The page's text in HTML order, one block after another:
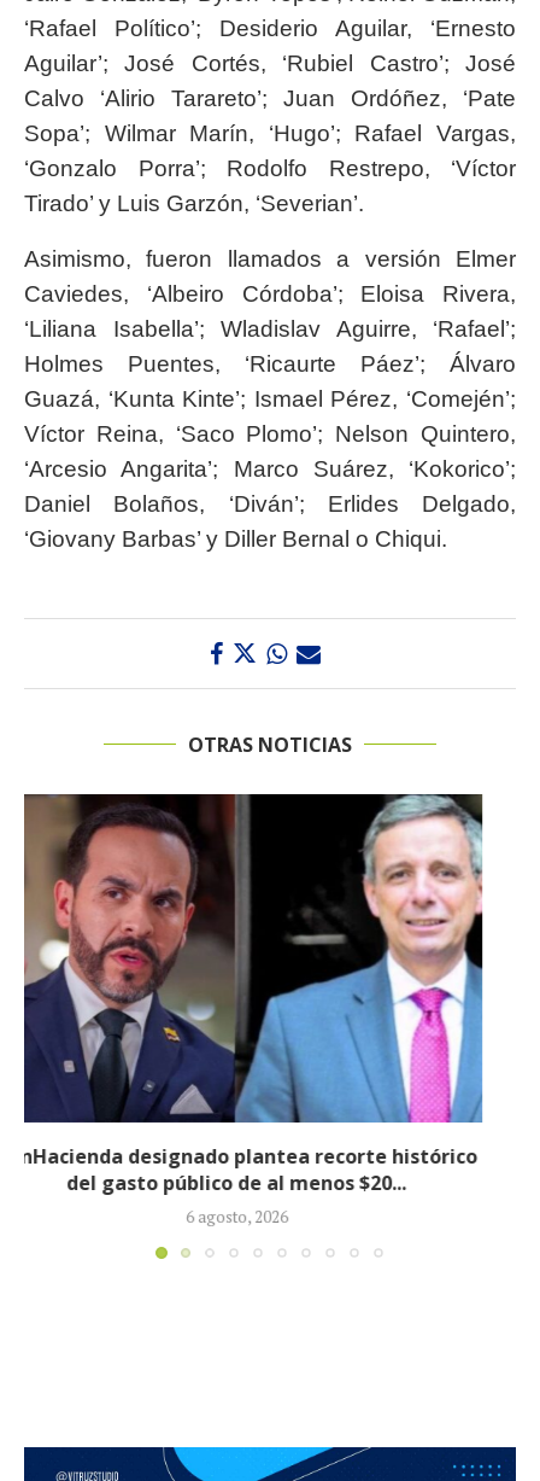
‘Rafael Político’; Desiderio Aguilar, ‘Ernesto
Aguilar’; José Cortés, ‘Rubiel Castro’; José
Calvo ‘Alirio Tarareto’; Juan Ordóñez, ‘Pate
Sopa’; Wilmar Marín, ‘Hugo’; Rafael Vargas,
‘Gonzalo Porra’; Rodolfo Restrepo, ‘Víctor
Tirado’ y Luis Garzón, ‘Severian’.
Asimismo, fueron llamados a versión Elmer
Caviedes, ‘Albeiro Córdoba’; Eloisa Rivera,
‘Liliana Isabella’; Wladislav Aguirre, ‘Rafael’;
Holmes Puentes, ‘Ricaurte Páez’; Álvaro
Guazá, ‘Kunta Kinte’; Ismael Pérez, ‘Comején’;
Víctor Reina, ‘Saco Plomo’; Nelson Quintero,
‘Arcesio Angarita’; Marco Suárez, ‘Kokorico’;
Daniel Bolaños, ‘Diván’; Erlides Delgado,
‘Giovany Barbas’ y Diller Bernal o Chiqui.
OTRAS NOTICIAS
Informe revela que grupos armados ilegales
crecieron 90 % durante la política...
5 agosto, 2026